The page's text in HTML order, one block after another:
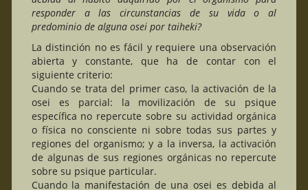
responder a las circunstancias de su vida o al
predominio de alguna osei por taiheki?
La distinción no es fácil y requiere una observación
abierta y constante, que ha de contar con el
siguiente criterio:
Cuando se trata del primer caso, la activación de la
osei es parcial: la movilización de su psique
específica no repercute sobre su actividad orgánica
o física no consciente ni sobre todas sus partes y
regiones del organismo; y a la inversa, la activación
de algunas de sus regiones orgánicas no repercute
sobre su psique particular.
Cuando la manifestación de una osei es debida al